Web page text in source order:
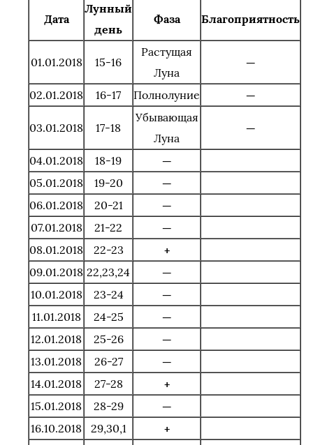
Дата
Лунный
день
Фаза Благоприятность
01.01.2018 15-16
Растущая
Луна
—
02.01.2018 16-17 Полнолуние —
03.01.2018 17-18
Убывающая
Луна
—
04.01.2018 18-19
—
05.01.2018
19-20
—
06.01.2018
20-21
—
07.01.2018
21-22
—
08.01.2018
22-23
+
09.01.2018 22,23,24
—
10.01.2018
23-24
—
11.01.2018
24-25
—
12.01.2018
25-26
—
13.01.2018
26-27
—
14.01.2018
27-28
+
15.01.2018
28-29
—
16.10.2018
29,30,1
+